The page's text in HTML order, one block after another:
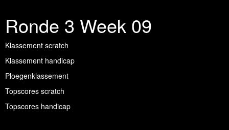
Ronde 3 Week 09
Klassement scratch
Klassement handicap
Ploegenklassement
Topscores scratch
Topscores handicap